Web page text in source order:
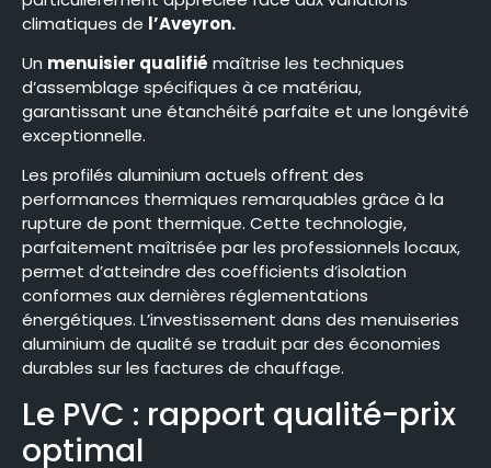
climatiques de l’Aveyron.
Un menuisier qualifié maîtrise les techniques
d’assemblage spécifiques à ce matériau,
garantissant une étanchéité parfaite et une longévité
exceptionnelle.
Les profilés aluminium actuels offrent des
performances thermiques remarquables grâce à la
rupture de pont thermique. Cette technologie,
parfaitement maîtrisée par les professionnels locaux,
permet d’atteindre des coefficients d’isolation
conformes aux dernières réglementations
énergétiques. L’investissement dans des menuiseries
aluminium de qualité se traduit par des économies
durables sur les factures de chauffage.
Le PVC : rapport qualité-prix
optimal